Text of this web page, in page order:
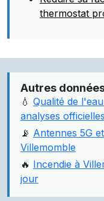
thermostat
Autres
💧 Qualité de
analyses officielles
📡 Antennes 5G
Villemomble
🔥 Incendie à
jour